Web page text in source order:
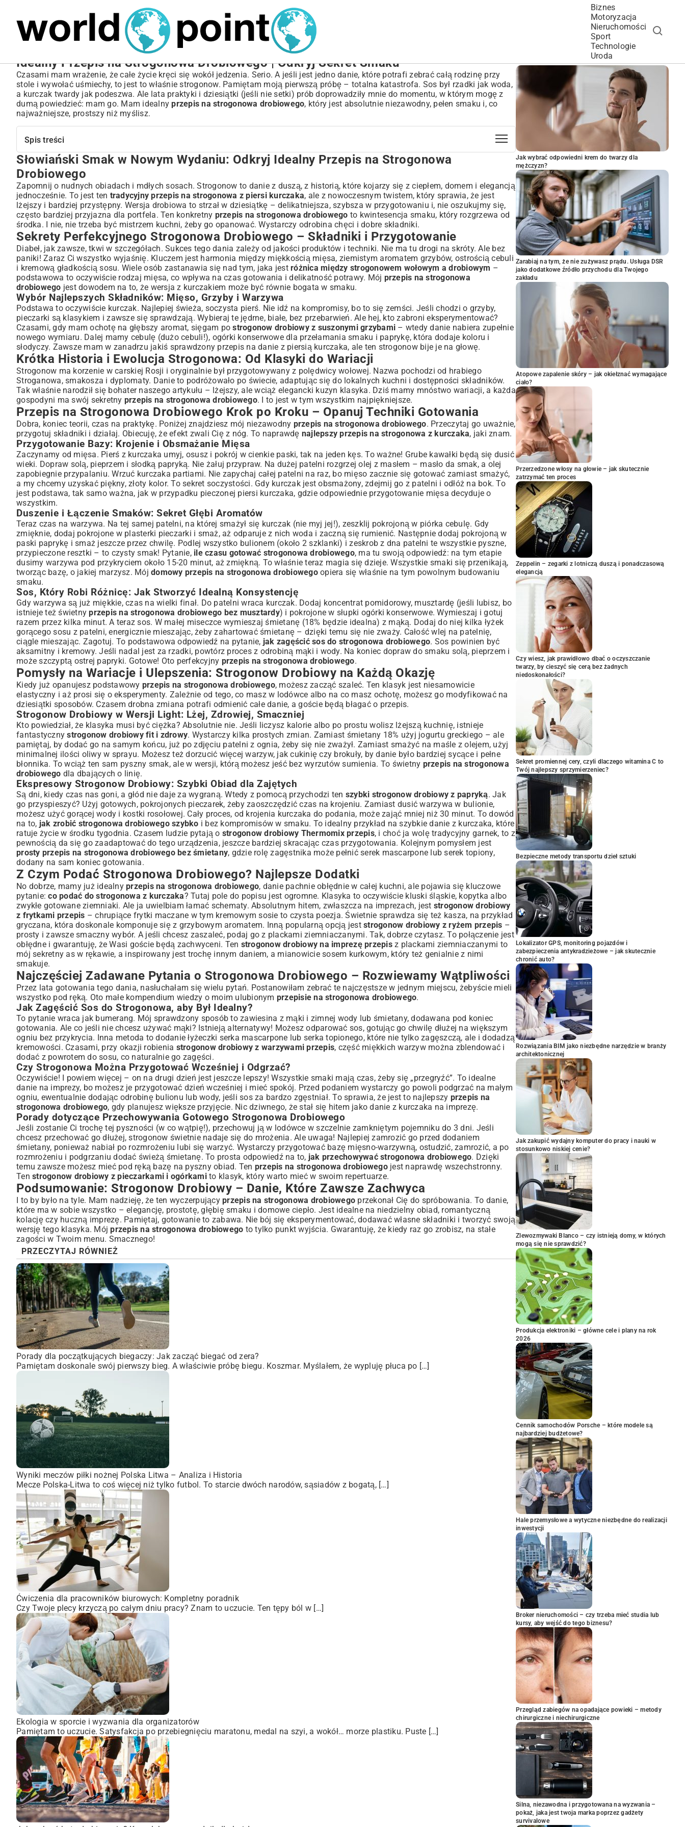
Biznes
Motoryzacja
Nieruchomości
Sport
Technologie
Uroda
Idealny Przepis na Strogonowa Drobiowego | Odkryj Sekret Smaku
Czasami mam wrażenie, że całe życie kręci się wokół jedzenia. Serio. A jeśli jest jedno danie, które potrafi zebrać całą rodzinę przy
stole i wywołać uśmiechy, to jest to właśnie strogonow. Pamiętam moją pierwszą próbę – totalna katastrofa. Sos był rzadki jak woda,
a kurczak twardy jak podeszwa. Ale lata praktyki i dziesiątki (jeśli nie setki) prób doprowadziły mnie do momentu, w którym mogę z
dumą powiedzieć: mam go. Mam idealnyprzepis na strogonowa drobiowego, który jest absolutnie niezawodny, pełen smaku i, co
najważniejsze, prostszy niż myślisz.
Spis treści
Słowiański Smak w Nowym Wydaniu: Odkryj Idealny Przepis na Strogonowa Drobiowego
Sekrety Perfekcyjnego Strogonowa Drobiowego – Składniki i Przygotowanie
Wybór Najlepszych Składników: Mięso, Grzyby i Warzywa
Krótka Historia i Ewolucja Strogonowa: Od Klasyki do Wariacji
Przepis na Strogonowa Drobiowego Krok po Kroku – Opanuj Techniki Gotowania
Przygotowanie Bazy: Krojenie i Obsmażanie Mięsa
Duszenie i Łączenie Smaków: Sekret Głębi Aromatów
Sos, Który Robi Różnicę: Jak Stworzyć Idealną Konsystencję
Pomysły na Wariacje i Ulepszenia: Strogonow Drobiowy na Każdą Okazję
Strogonow Drobiowy w Wersji Light: Lżej, Zdrowiej, Smaczniej
Ekspresowy Strogonow Drobiowy: Szybki Obiad dla Zajętych
Z Czym Podać Strogonowa Drobiowego? Najlepsze Dodatki
Najczęściej Zadawane Pytania o Strogonowa Drobiowego – Rozwiewamy Wątpliwości
Jak Zagęścić Sos do Strogonowa, aby Był Idealny?
Czy Strogonowa Można Przygotować Wcześniej i Odgrzać?
Porady dotyczące Przechowywania Gotowego Strogonowa Drobiowego
Podsumowanie: Strogonow Drobiowy – Danie, Które Zawsze Zachwyca
Słowiański Smak w Nowym Wydaniu: Odkryj Idealny Przepis na Strogonowa
Drobiowego
Zapomnij o nudnych obiadach i mdłych sosach. Strogonow to danie z duszą, z historią, które kojarzy się z ciepłem, domem i elegancją
jednocześnie. To jest ten tradycyjny przepis na strogonowa z piersi kurczaka, ale z nowoczesnym twistem, który sprawia, że jest
lżejszy i bardziej przystępny. Wersja drobiowa to strzał w dziesiątkę – delikatniejsza, szybsza w przygotowaniu i, nie oszukujmy się,
często bardziej przyjazna dla portfela. Ten konkretny przepis na strogonowa drobiowego to kwintesencja smaku, który rozgrzewa od
środka. I nie, nie trzeba być mistrzem kuchni, żeby go opanować. Wystarczy odrobina chęci i dobre składniki.
Sekrety Perfekcyjnego Strogonowa Drobiowego – Składniki i Przygotowanie
Diabeł, jak zawsze, tkwi w szczegółach. Sukces tego dania zależy od jakości produktów i techniki. Nie ma tu drogi na skróty. Ale bez
paniki! Zaraz Ci wszystko wyjaśnię. Kluczem jest harmonia między miękkością mięsa, ziemistym aromatem grzybów, ostrością cebuli
i kremową gładkością sosu. Wiele osób zastanawia się nad tym, jaka jest różnica między strogonowem wołowym a drobiowym –
podstawowa to oczywiście rodzaj mięsa, co wpływa na czas gotowania i delikatność potrawy. Mój przepis na strogonowa
drobiowego jest dowodem na to, że wersja z kurczakiem może być równie bogata w smaku.
Wybór Najlepszych Składników: Mięso, Grzyby i Warzywa
Podstawa to oczywiście kurczak. Najlepiej świeża, soczysta pierś. Nie idź na kompromisy, bo to się zemści. Jeśli chodzi o grzyby,
pieczarki są klasykiem i zawsze się sprawdzają. Wybieraj te jędrne, białe, bez przebarwień. Ale hej, kto zabroni eksperymentować?
Czasami, gdy mam ochotę na głębszy aromat, sięgam postrogonow drobiowy z suszonymi grzybami – wtedy danie nabiera zupełnie
nowego wymiaru. Dalej mamy cebulę (dużo cebuli!), ogórki konserwowe dla przełamania smaku i paprykę, która dodaje koloru i
słodyczy. Zawsze mam w zanadrzu jakiś sprawdzony przepis na danie z piersią kurczaka, ale ten strogonow bije je na głowę.
Krótka Historia i Ewolucja Strogonowa: Od Klasyki do Wariacji
Strogonow ma korzenie w carskiej Rosji i oryginalnie był przygotowywany z polędwicy wołowej. Nazwa pochodzi od hrabiego
Stroganowa, smakosza i dyplomaty. Danie to podróżowało po świecie, adaptując się do lokalnych kuchni i dostępności składników.
Tak właśnie narodził się bohater naszego artykułu – lżejszy, ale wciąż elegancki kuzyn klasyka. Dziś mamy mnóstwo wariacji, a każda
gospodyni ma swój sekretny przepis na strogonowa drobiowego. I to jest w tym wszystkim najpiękniejsze.
Przepis na Strogonowa Drobiowego Krok po Kroku – Opanuj Techniki Gotowania
Dobra, koniec teorii, czas na praktykę. Poniżej znajdziesz mój niezawodny przepis na strogonowa drobiowego. Przeczytaj go uważnie,
przygotuj składniki i działaj. Obiecuję, że efekt zwali Cię z nóg. To naprawdę najlepszy przepis na strogonowa z kurczaka, jaki znam.
Przygotowanie Bazy: Krojenie i Obsmażanie Mięsa
Zaczynamy od mięsa. Pierś z kurczaka umyj, osusz i pokrój w cienkie paski, tak na jeden kęs. To ważne! Grube kawałki będą się dusić
wieki. Dopraw solą, pieprzem i słodką papryką. Nie żałuj przypraw. Na dużej patelni rozgrzej olej z masłem – masło da smak, a olej
zapobiegnie przypalaniu. Wrzuć kurczaka partiami. Nie zapychaj całej patelni na raz, bo mięso zacznie się gotować zamiast smażyć,
a my chcemy uzyskać piękny, złoty kolor. To sekret soczystości. Gdy kurczak jest obsmażony, zdejmij go z patelni i odłóż na bok. To
jest podstawa, tak samo ważna, jak w przypadku pieczonej piersi kurczaka, gdzie odpowiednie przygotowanie mięsa decyduje o
wszystkim.
Duszenie i Łączenie Smaków: Sekret Głębi Aromatów
Teraz czas na warzywa. Na tej samej patelni, na której smażył się kurczak (nie myj jej!), zeszklij pokrojoną w piórka cebulę. Gdy
zmięknie, dodaj pokrojone w plasterki pieczarki i smaż, aż odparuje z nich woda i zaczną się rumienić. Następnie dodaj pokrojoną w
paski paprykę i smaż jeszcze przez chwilę. Podlej wszystko bulionem (około 2 szklanki) i zeskrob z dna patelni te wszystkie pyszne,
przypieczone resztki – to czysty smak! Pytanie, ile czasu gotować strogonowa drobiowego, ma tu swoją odpowiedź: na tym etapie
dusimy warzywa pod przykryciem około 15-20 minut, aż zmiękną. To właśnie teraz magia się dzieje. Wszystkie smaki się przenikają,
tworząc bazę, o jakiej marzysz. Mój domowy przepis na strogonowa drobiowegoopiera się właśnie na tym powolnym budowaniu
smaku.
Sos, Który Robi Różnicę: Jak Stworzyć Idealną Konsystencję
Gdy warzywa są już miękkie, czas na wielki finał. Do patelni wraca kurczak. Dodaj koncentrat pomidorowy, musztardę (jeśli lubisz, bo
istnieje też świetnyprzepis na strogonowa drobiowego bez musztardy) i pokrojone w słupki ogórki konserwowe. Wymieszaj i gotuj
razem przez kilka minut. A teraz sos. W małej miseczce wymieszaj śmietanę (18% będzie idealna) z mąką. Dodaj do niej kilka łyżek
gorącego sosu z patelni, energicznie mieszając, żeby zahartować śmietanę – dzięki temu się nie zważy. Całość wlej na patelnię,
ciągle mieszając. Zagotuj. To podstawowa odpowiedź na pytanie, jak zagęścić sos do strogonowa drobiowego. Sos powinien być
aksamitny i kremowy. Jeśli nadal jest za rzadki, powtórz proces z odrobiną mąki i wody. Na koniec dopraw do smaku solą, pieprzem i
może szczyptą ostrej papryki. Gotowe! Oto perfekcyjny przepis na strogonowa drobiowego.
Pomysły na Wariacje i Ulepszenia: Strogonow Drobiowy na Każdą Okazję
Kiedy już opanujesz podstawowy przepis na strogonowa drobiowego, możesz zacząć szaleć. Ten klasyk jest niesamowicie
elastyczny i aż prosi się o eksperymenty. Zależnie od tego, co masz w lodówce albo na co masz ochotę, możesz go modyfikować na
dziesiątki sposobów. Czasem drobna zmiana potrafi odmienić całe danie, a goście będą błagać o przepis.
Strogonow Drobiowy w Wersji Light: Lżej, Zdrowiej, Smaczniej
Kto powiedział, że klasyka musi być ciężka? Absolutnie nie. Jeśli liczysz kalorie albo po prostu wolisz lżejszą kuchnię, istnieje
fantastycznystrogonow drobiowy fit i zdrowy. Wystarczy kilka prostych zmian. Zamiast śmietany 18% użyj jogurtu greckiego – ale
pamiętaj, by dodać go na samym końcu, już po zdjęciu patelni z ognia, żeby się nie zważył. Zamiast smażyć na maśle z olejem, użyj
minimalnej ilości oliwy w sprayu. Możesz też dorzucić więcej warzyw, jak cukinię czy brokuły, by danie było bardziej sycące i pełne
błonnika. To wciąż ten sam pyszny smak, ale w wersji, którą możesz jeść bez wyrzutów sumienia. To świetny przepis na strogonowa
drobiowego dla dbających o linię.
Ekspresowy Strogonow Drobiowy: Szybki Obiad dla Zajętych
Są dni, kiedy czas nas goni, a głód nie daje za wygraną. Wtedy z pomocą przychodzi ten szybki strogonow drobiowy z papryką. Jak
go przyspieszyć? Użyj gotowych, pokrojonych pieczarek, żeby zaoszczędzić czas na krojeniu. Zamiast dusić warzywa w bulionie,
możesz użyć gorącej wody i kostki rosołowej. Cały proces, od krojenia kurczaka do podania, może zająć mniej niż 30 minut. To dowód
na to, jak zrobić strogonowa drobiowego szybko i bez kompromisów w smaku. To idealny przykład naszybkie danie z kurczaka, które
ratuje życie w środku tygodnia. Czasem ludzie pytają o strogonow drobiowy Thermomix przepis, i choć ja wolę tradycyjny garnek, to z
pewnością da się go zaadaptować do tego urządzenia, jeszcze bardziej skracając czas przygotowania. Kolejnym pomysłem jest
prosty przepis na strogonowa drobiowego bez śmietany, gdzie rolę zagęstnika może pełnić serek mascarpone lub serek topiony,
dodany na sam koniec gotowania.
Z Czym Podać Strogonowa Drobiowego? Najlepsze Dodatki
No dobrze, mamy już idealny przepis na strogonowa drobiowego, danie pachnie obłędnie w całej kuchni, ale pojawia się kluczowe
pytanie:co podać do strogonowa z kurczaka? Tutaj pole do popisu jest ogromne. Klasyka to oczywiście kluski śląskie, kopytka albo
zwykłe gotowane ziemniaki. Ale ja uwielbiam łamać schematy. Absolutnym hitem, zwłaszcza na imprezach, jest strogonow drobiowy
z frytkami przepis – chrupiące frytki maczane w tym kremowym sosie to czysta poezja. Świetnie sprawdza się też kasza, na przykład
gryczana, która doskonale komponuje się z grzybowym aromatem. Inną popularną opcją jest strogonow drobiowy z ryżem przepis –
prosty i zawsze smaczny wybór. A jeśli chcesz zaszaleć, podaj go z plackami ziemniaczanymi. Tak, dobrze czytasz. To połączenie jest
obłędne i gwarantuję, że Wasi goście będą zachwyceni. Ten strogonow drobiowy na imprezę przepisz plackami ziemniaczanymi to
mój sekretny as w rękawie, a inspirowany jest trochę innym daniem, a mianowicie sosem kurkowym, który też genialnie z nimi
smakuje.
Najczęściej Zadawane Pytania o Strogonowa Drobiowego – Rozwiewamy Wątpliwości
Przez lata gotowania tego dania, nasłuchałam się wielu pytań. Postanowiłam zebrać te najczęstsze w jednym miejscu, żebyście mieli
wszystko pod ręką. Oto małe kompendium wiedzy o moim ulubionym przepisie na strogonowa drobiowego.
Jak Zagęścić Sos do Strogonowa, aby Był Idealny?
To pytanie wraca jak bumerang. Mój sprawdzony sposób to zawiesina z mąki i zimnej wody lub śmietany, dodawana pod koniec
gotowania. Ale co jeśli nie chcesz używać mąki? Istnieją alternatywy! Możesz odparować sos, gotując go chwilę dłużej na większym
ogniu bez przykrycia. Inna metoda to dodanie łyżeczki serka mascarpone lub serka topionego, które nie tylko zagęszczą, ale i dodadzą
kremowości. Czasami, przy okazji robienia strogonow drobiowy z warzywami przepis, część miękkich warzyw można zblendować i
dodać z powrotem do sosu, co naturalnie go zagęści.
Czy Strogonowa Można Przygotować Wcześniej i Odgrzać?
Oczywiście! I powiem więcej – on na drugi dzień jest jeszcze lepszy! Wszystkie smaki mają czas, żeby się „przegryźć”. To idealne
danie na imprezy, bo możesz je przygotować dzień wcześniej i mieć spokój. Przed podaniem wystarczy go powoli podgrzać na małym
ogniu, ewentualnie dodając odrobinę bulionu lub wody, jeśli sos za bardzo zgęstniał. To sprawia, że jest to najlepszy przepis na
strogonowa drobiowego, gdy planujesz większe przyjęcie. Nic dziwnego, że stał się hitem jakodanie z kurczaka na imprezę.
Porady dotyczące Przechowywania Gotowego Strogonowa Drobiowego
Jeśli zostanie Ci trochę tej pyszności (w co wątpię!), przechowuj ją w lodówce w szczelnie zamkniętym pojemniku do 3 dni. Jeśli
chcesz przechować go dłużej, strogonow świetnie nadaje się do mrożenia. Ale uwaga! Najlepiej zamrozić go przed dodaniem
śmietany, ponieważ nabiał po rozmrożeniu lubi się warzyć. Wystarczy przygotować bazę mięsno-warzywną, ostudzić, zamrozić, a po
rozmrożeniu i podgrzaniu dodać świeżą śmietanę. To prosta odpowiedź na to, jak przechowywać strogonowa drobiowego. Dzięki
temu zawsze możesz mieć pod ręką bazę na pyszny obiad. Ten przepis na strogonowa drobiowegojest naprawdę wszechstronny.
Ten strogonow drobiowy z pieczarkami i ogórkamito klasyk, który warto mieć w swoim repertuarze.
Podsumowanie: Strogonow Drobiowy – Danie, Które Zawsze Zachwyca
I to by było na tyle. Mam nadzieję, że ten wyczerpujący przepis na strogonowa drobiowego przekonał Cię do spróbowania. To danie,
które ma w sobie wszystko – elegancję, prostotę, głębię smaku i domowe ciepło. Jest idealne na niedzielny obiad, romantyczną
kolację czy huczną imprezę. Pamiętaj, gotowanie to zabawa. Nie bój się eksperymentować, dodawać własne składniki i tworzyć swoją
wersję tego klasyka. Mójprzepis na strogonowa drobiowego to tylko punkt wyjścia. Gwarantuję, że kiedy raz go zrobisz, na stałe
zagości w Twoim menu. Smacznego!
PRZECZYTAJ RÓWNIEŻ
Porady dla początkujących biegaczy: Jak zacząć biegać od zera?
Pamiętam doskonale swój pierwszy bieg. A właściwie próbę biegu. Koszmar. Myślałem, że wypluję płuca po […]
Wyniki meczów piłki nożnej Polska Litwa – Analiza i Historia
Mecze Polska-Litwa to coś więcej niż tylko futbol. To starcie dwóch narodów, sąsiadów z bogatą, […]
Ćwiczenia dla pracowników biurowych: Kompletny poradnik
Czy Twoje plecy krzyczą po całym dniu pracy? Znam to uczucie. Ten tępy ból w […]
Ekologia w sporcie i wyzwania dla organizatorów
Pamiętam to uczucie. Satysfakcja po przebiegnięciu maratonu, medal na szyi, a wokół… morze plastiku. Puste […]
POPULARNE ARTYKUŁY
Jak wybrać odpowiedni krem do twarzy dla
mężczyzn?
Zarabiaj na tym, że nie zużywasz prądu. Usługa DSR
jako dodatkowe źródło przychodu dla Twojego
zakładu
Atopowe zapalenie skóry – jak okiełznać wymagające
ciało?
Przerzedzone włosy na głowie – jak skutecznie
zatrzymać ten proces
Zeppelin – zegarki z lotniczą duszą i ponadczasową
elegancją
Czy wiesz, jak prawidłowo dbać o oczyszczanie
twarzy, by cieszyć się cerą bez żadnych
niedoskonałości?
Sekret promiennej cery, czyli dlaczego witamina C to
Twój najlepszy sprzymierzeniec?
Bezpieczne metody transportu dzieł sztuki
Lokalizator GPS, monitoring pojazdów i
zabezpieczenia antykradzieżowe – jak skutecznie
chronić auto?
Rozwiązania BIM jako niezbędne narzędzie w branży
architektonicznej
Jak zakupić wydajny komputer do pracy i nauki w
stosunkowo niskiej cenie?
Zlewozmywaki Blanco – czy istnieją domy, w których
mogą się nie sprawdzić?
Produkcja elektroniki – główne cele i plany na rok
2026
Cennik samochodów Porsche – które modele są
najbardziej budżetowe?
Hale przemysłowe a wytyczne niezbędne do realizacji
inwestycji
Broker nieruchomości – czy trzeba mieć studia lub
kursy, aby wejść do tego biznesu?
Przegląd zabiegów na opadające powieki – metody
chirurgiczne i niechirurgiczne
Silna, niezawodna i przygotowana na wyzwania –
pokaż, jaka jest twoja marka poprzez gadżety
survivalowe